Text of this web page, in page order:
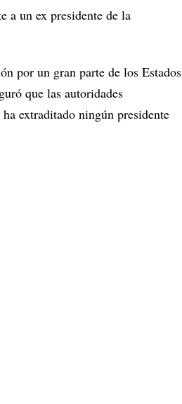
a un ex presidente de la
por un gran parte de los Estados
que las autoridades
extraditado ningún presidente